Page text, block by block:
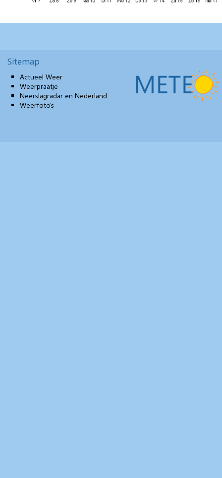
Sitemap
Actueel Weer
Weerpraatje
Neerslagradar en Nederland
Weerfoto’s